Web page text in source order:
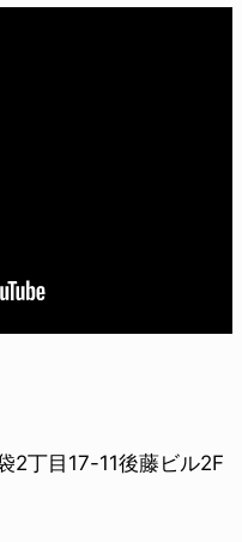
2丁目17-11後藤ビル2F